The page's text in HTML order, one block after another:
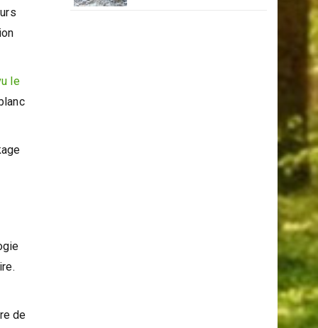
le
de